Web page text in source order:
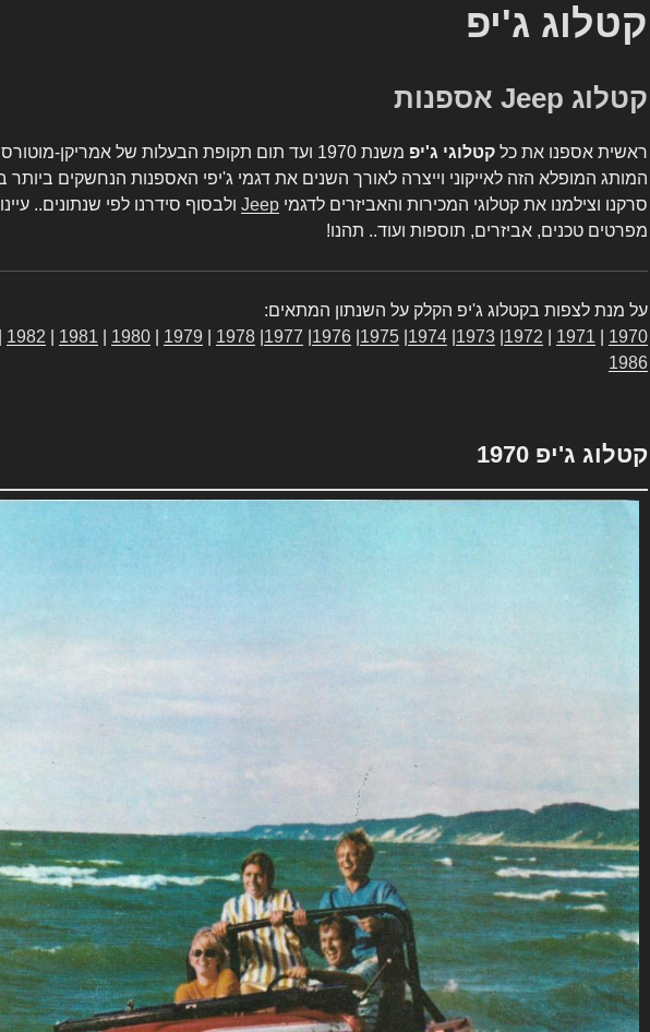
קטלוג ג'יפ
קטלוג Jeep אספנות
ראשית אספנו את כל קטלוגי ג'יפ
משנת 1970 ועד תום תקופת הבעלות של אמריקן-
המותג המופלא הזה לאייקוני וייצרה לאורך השנים את דגמי ג'יפי האספנות הנחשקים
סרקנו וצילמנו את קטלוגי המכירות והאביזרים לדגמי Jeep ולבסוף סידרנו לפי שנתונים..
מפרטים טכנים, אביזרים, תוספות ועוד.. תהנו!
על מנת לצפות בקטלוג ג'יפ הקלק על השנתון המתאים:
1970
1971
1972
1973
1974
1975
1976
1977
1978
1979
1980
1981
1982
1986
קטלוג ג'יפ 1970